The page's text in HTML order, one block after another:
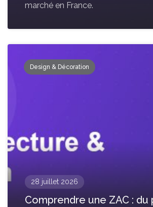
marché en France.
Design & Décoration
28 juillet 2026
Comprendre une ZAC :